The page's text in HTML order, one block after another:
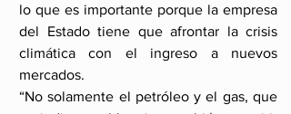
lo que es importante porque la empresa
del Estado tiene que afrontar la crisis
climática con el ingreso a nuevos
mercados.
“No solamente el petróleo y el gas, que